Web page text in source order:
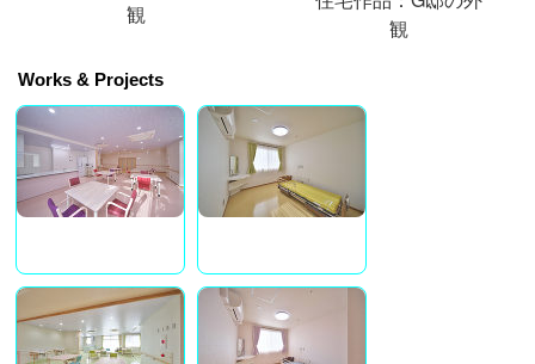
観
観
Works & Projects